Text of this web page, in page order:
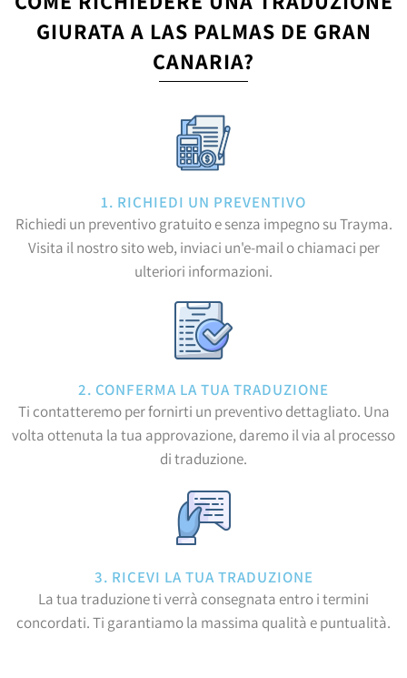
GIURATA A LAS PALMAS DE GRAN
CANARIA?
1. RICHIEDI UN PREVENTIVO
Richiedi un preventivo gratuito e senza impegno su Trayma.
Visita il nostro sito web, inviaci un'e-mail o chiamaci per
ulteriori informazioni.
2. CONFERMA LA TUA TRADUZIONE
Ti contatteremo per fornirti un preventivo dettagliato. Una
volta ottenuta la tua approvazione, daremo il via al processo
di traduzione.
3. RICEVI LA TUA TRADUZIONE
La tua traduzione ti verrà consegnata entro i termini
concordati. Ti garantiamo la massima qualità e puntualità.